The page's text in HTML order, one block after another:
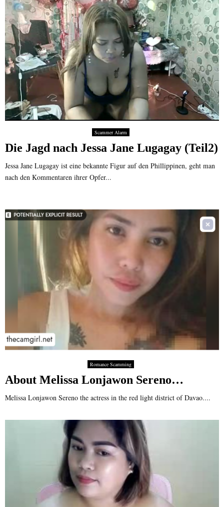
Scammer Alarm
Die Jagd nach Jessa Jane Lugagay (Teil2)
Jessa Jane Lugagay ist eine bekannte Figur auf den Phillippinen, geht man
nach den Kommentaren ihrer Opfer...
Romance Scamming
About Melissa Lonjawon Sereno…
Melissa Lonjawon Sereno the actress in the red light district of Davao....